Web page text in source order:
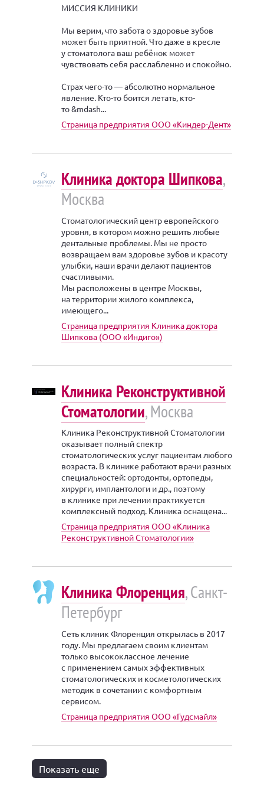
МИССИЯ КЛИНИКИ
Мы верим, что забота о здоровье зубов
может быть приятной. Что даже в кресле
у стоматолога ваш ребёнок может
чувствовать себя расслабленно и спокойно.
Страх чего-то — абсолютно нормальное
явление. Кто-то боится летать, кто-
то &mdash...
Страница предприятия ООО «Киндер-Дент»
Клиника доктора Шипкова,
Москва
Стоматологический центр европейского
уровня, в котором можно решить любые
дентальные проблемы. Мы не просто
возвращаем вам здоровье зубов и красоту
улыбки, наши врачи делают пациентов
счастливыми.
Мы расположены в центре Москвы,
на территории жилого комплекса,
имеющего...
Страница предприятия Клиника доктора
Шипкова (ООО «Индиго»)
Клиника Реконструктивной
Стоматологии, Москва
Клиника Реконструктивной Стоматологии
оказывает полный спектр
стоматологических услуг пациентам любого
возраста. В клинике работают врачи разных
специальностей: ортодонты, ортопеды,
хирурги, имплантологи и др., поэтому
в клинике при лечении практикуется
комплексный подход. Клиника оснащена...
Страница предприятия ООО «Клиника
Реконструктивной Стоматологии»
Клиника Флоренция, Санкт-
Петербург
Сеть клиник Флоренция открылась в 2017
году. Мы предлагаем своим клиентам
только высококлассное лечение
с применением самых эффективных
стоматологических и косметологических
методик в сочетании с комфортным
сервисом.
Страница предприятия ООО «Гудсмайл»
Показать еще